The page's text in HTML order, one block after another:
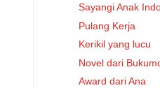
Sayangi Anak
Pulang Kerja
Kerikil yang lucu
Novel dari
Award dari Ana